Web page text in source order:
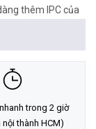
thêm IPC của
nói, giúp
khi xem các
quản lý.
trong 2 giờ
thành HCM)